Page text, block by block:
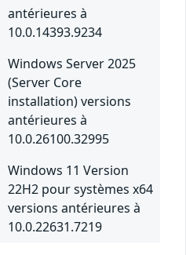
antérieures à
10.0.14393.9234
Windows Server 2025
(Server Core
installation) versions
antérieures à
10.0.26100.32995
Windows 11 Version
22H2 pour systèmes x64
versions antérieures à
10.0.22631.7219